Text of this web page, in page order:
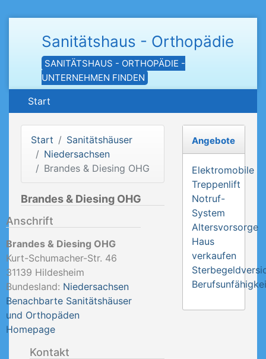
Sanitätshaus - Orthopädie
SANITÄTSHAUS - ORTHOPÄDIE -
UNTERNEHMEN FINDEN
Start
Start
Sanitätshäuser
Niedersachsen
Brandes & Diesing OHG
Brandes & Diesing OHG
Anschrift
Brandes & Diesing OHG
Kurt-Schumacher-Str. 46
31139 Hildesheim
Bundesland: Niedersachsen
Benachbarte Sanitätshäuser
und Orthopäden
Homepage
Kontakt
Angebote
Elektromobile
Treppenlift
Notruf-
System
Altersvorsorge
Haus
verkaufen